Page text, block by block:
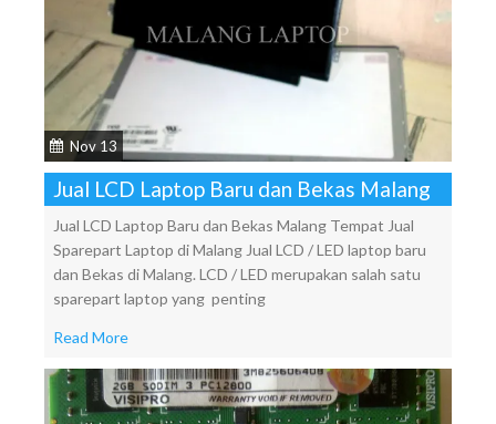
Nov 13
Jual LCD Laptop Baru dan Bekas Malang
Jual LCD Laptop Baru dan Bekas Malang Tempat Jual
Sparepart Laptop di Malang Jual LCD / LED laptop baru
dan Bekas di Malang. LCD / LED merupakan salah satu
sparepart laptop yang penting
Read More